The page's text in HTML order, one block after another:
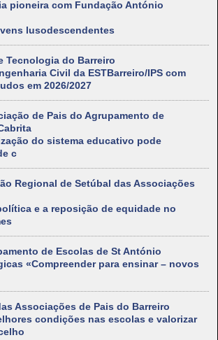
pioneira com Fundação António
lusodescendentes
Tecnologia do Barreiro
Civil da ESTBarreiro/IPS com
em 2026/2027
de Pais do Agrupamento de
do sistema educativo pode
c
Regional de Setúbal das Associações
e a reposição de equidade no
de Escolas de St António
«Compreender para ensinar – novos
Associações de Pais do Barreiro
condições nas escolas e valorizar